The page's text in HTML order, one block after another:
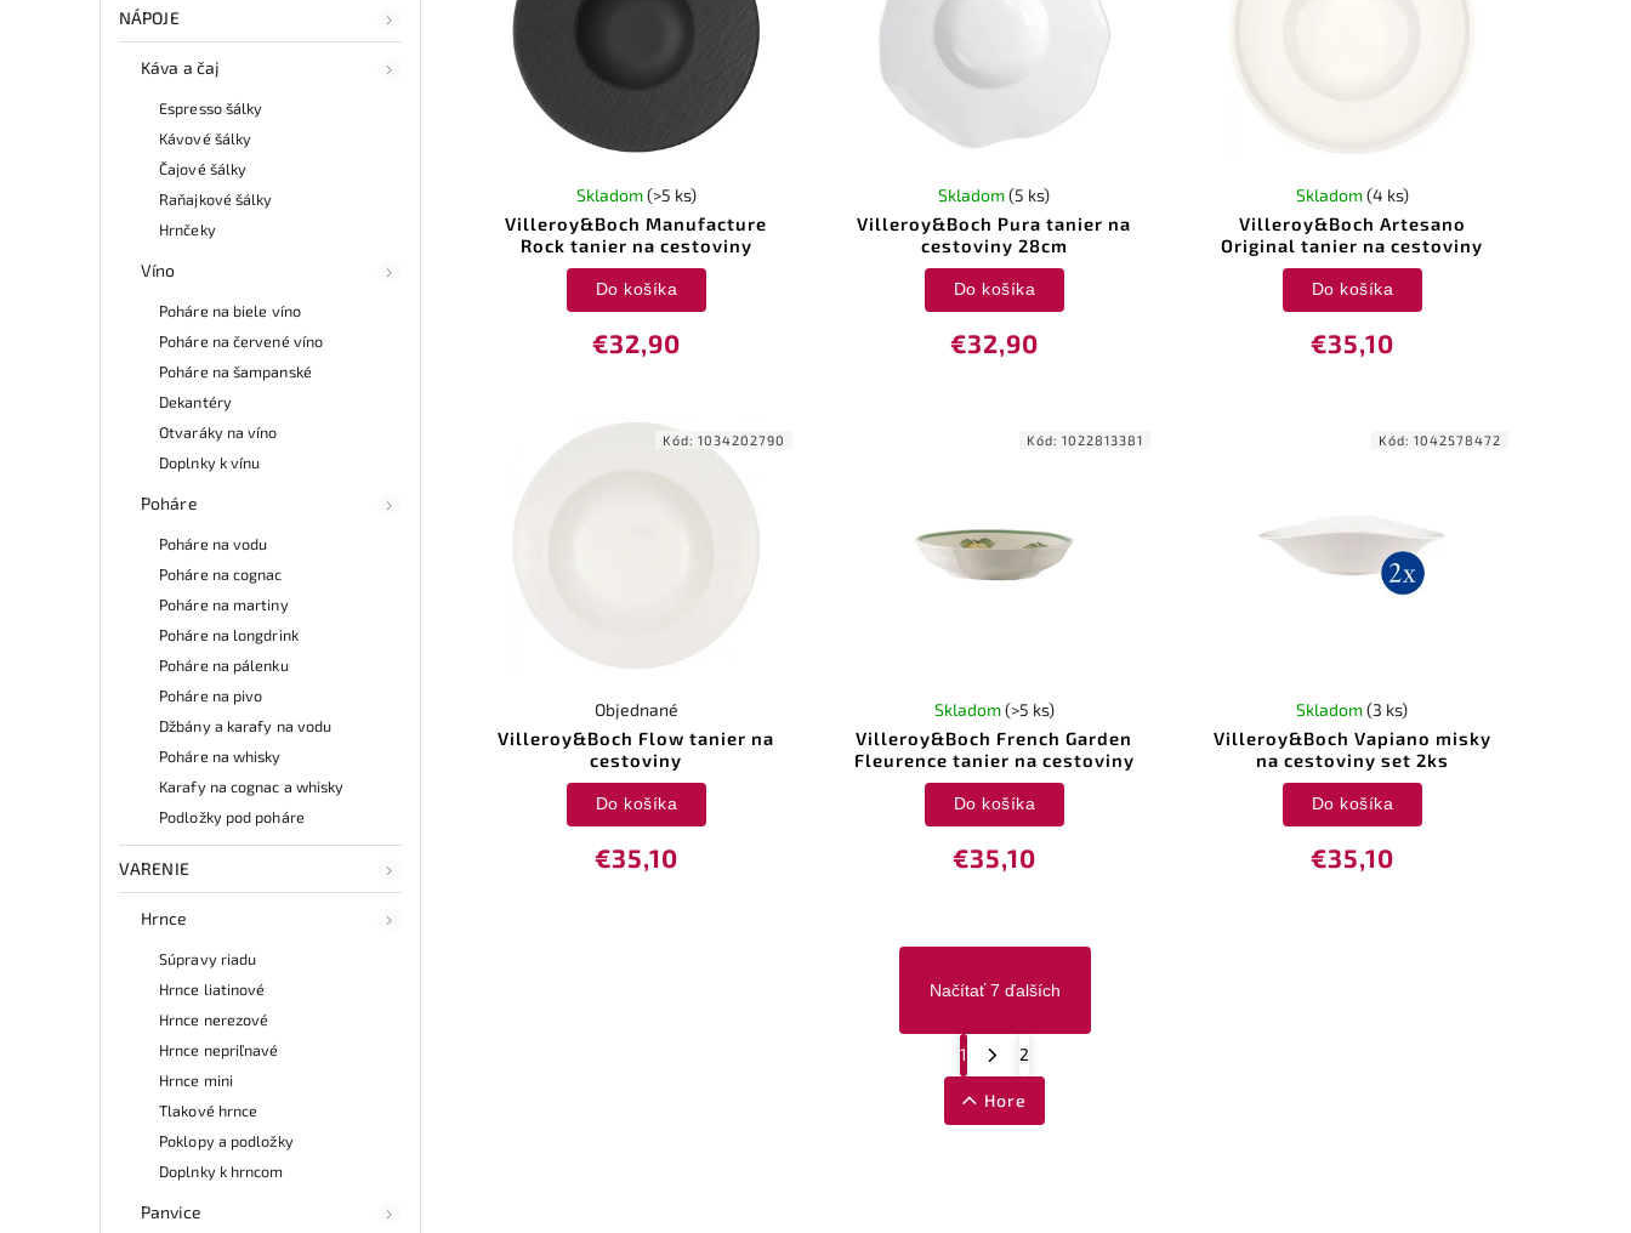
NÁPOJE
Káva a čaj
Espresso šálky
Kávové šálky
Čajové šálky
Raňajkové šálky
Hrnčeky
Víno
Poháre na biele víno
Poháre na červené víno
Poháre na šampanské
Dekantéry
Otvaráky na víno
Doplnky k vínu
Poháre
Poháre na vodu
Poháre na cognac
Poháre na martiny
Poháre na longdrink
Poháre na pálenku
Poháre na pivo
Džbány a karafy na vodu
Poháre na whisky
Karafy na cognac a whisky
Podložky pod poháre
VARENIE
Hrnce
Súpravy riadu
Hrnce liatinové
Hrnce nerezové
Hrnce nepriľnavé
Hrnce mini
Tlakové hrnce
Poklopy a podložky
Doplnky k hrncom
Panvice
Villeroy&Boch Manufacture
Rock tanier na cestoviny
Skladom(>5 ks)
€32,90
Do košíka
Villeroy&Boch Pura tanier na
cestoviny 28cm
Skladom(5 ks)
€32,90
Do košíka
Villeroy&Boch Artesano
Original tanier na cestoviny
Skladom(4 ks)
€35,10
Do košíka
Villeroy&Boch Flow tanier na
cestoviny
Objednané
€35,10
Do košíka
Kód:1034202790
Villeroy&Boch French Garden
Fleurence tanier na cestoviny
Skladom(>5 ks)
€35,10
Do košíka
Kód:1022813381
Villeroy&Boch Vapiano misky
na cestoviny set 2ks
Skladom(3 ks)
€35,10
Do košíka
Kód:1042578472
Načítať 7 ďalších
1 2
Hore